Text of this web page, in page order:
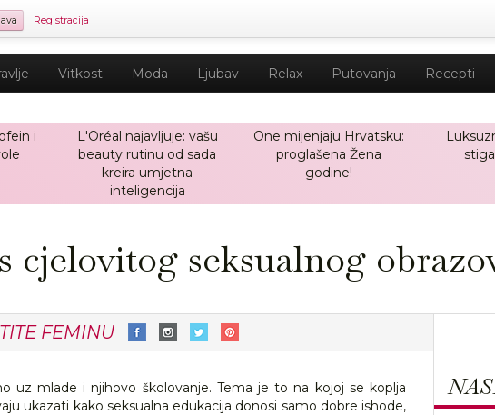
Registracija
Vitkost Moda Ljubav Relax Putovanja Recepti
i
L'Oréal najavljuje: vašu
beauty rutinu od sada
kreira umjetna
inteligencija
One mijenjaju Hrvatsku:
proglašena Žena
godine!
cjelovitog seksualnog
FEMINU
uz mlade i njihovo školovanje. Tema je to na kojoj se koplja
ukazati kako seksualna edukacija donosi samo dobre ishode,